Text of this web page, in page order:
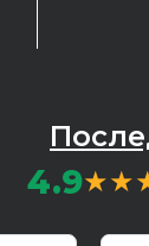
4.9